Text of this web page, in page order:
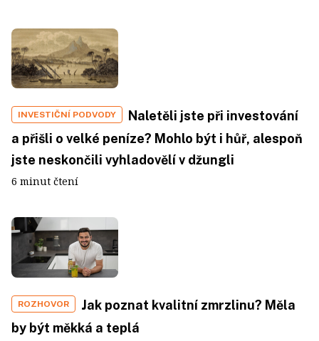
INVESTIČNÍ PODVODY
Naletěli jste při investování
a přišli o velké peníze? Mohlo být i hůř, alespoň
jste neskončili vyhladovělí v džungli
6 minut čtení
ROZHOVOR
Jak poznat kvalitní zmrzlinu? Měla
by být měkká a teplá